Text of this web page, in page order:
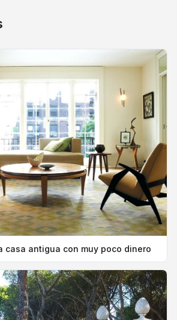
casa antigua con muy poco dinero